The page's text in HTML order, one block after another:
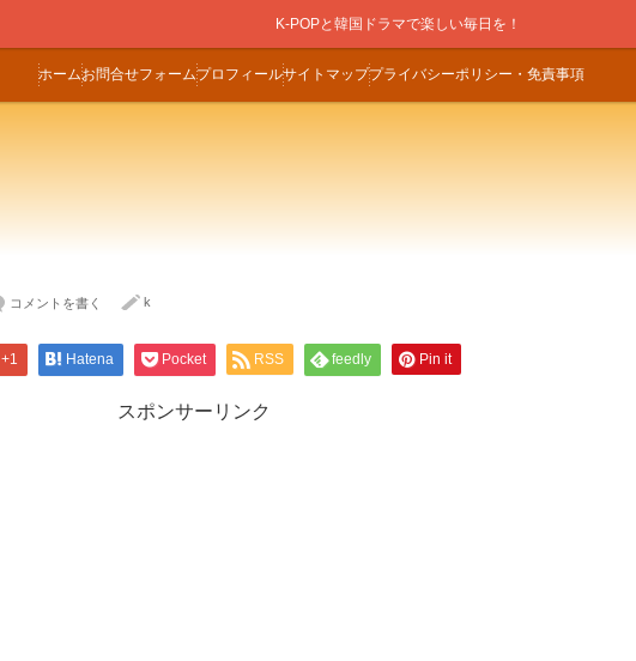
K-POPと韓国ドラマで楽しい毎日を！
ホームお問合せフォームプロフィールサイトマッププライバシーポリシー・免責事項
コメントを書く k
+1 Hatena Pocket RSS feedly Pin it
スポンサーリンク